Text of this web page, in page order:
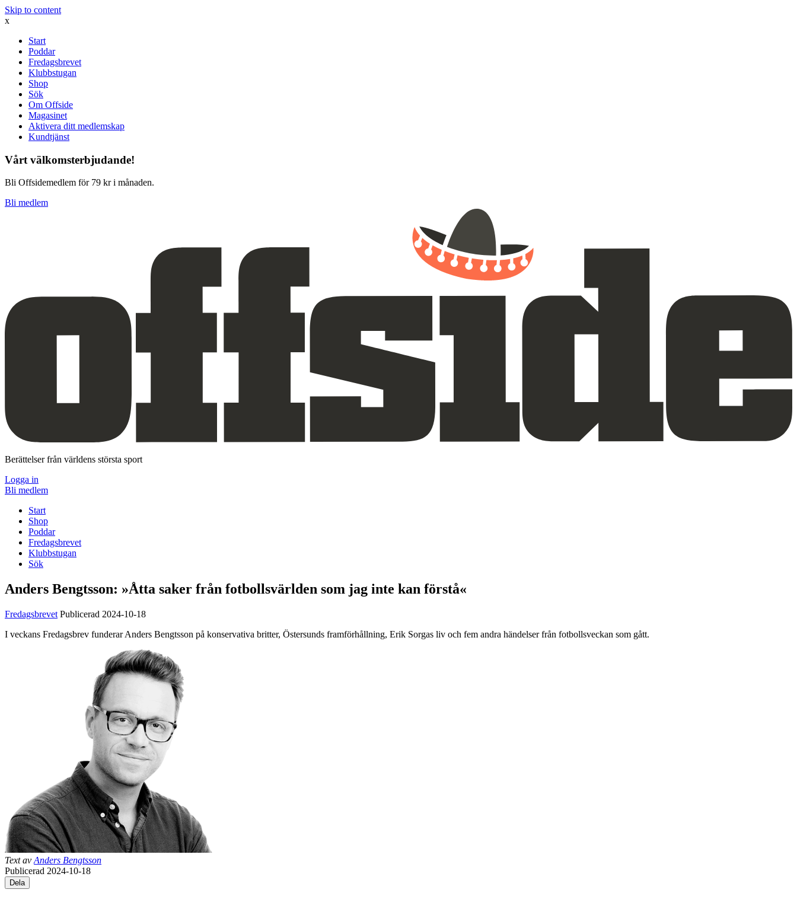
Skip to content
x
Start
Poddar
Fredagsbrevet
Klubbstugan
Shop
Sök
Om Offside
Magasinet
Aktivera ditt medlemskap
Kundtjänst
Vårt välkomsterbjudande!
Bli Offsidemedlem för 79 kr i månaden.
Bli medlem
Berättelser från världens största sport
Logga in
Bli medlem
Start
Shop
Poddar
Fredagsbrevet
Klubbstugan
Sök
Anders Bengtsson: »Åtta saker från fotbollsvärlden som jag inte kan förstå«
Fredagsbrevet Publicerad 2024-10-18
I veckans Fredagsbrev funderar Anders Bengtsson på konservativa britter, Östersunds framförhållning, Erik Sorgas liv och fem andra händelser från fotbollsveckan som gått.
Text av Anders Bengtsson
Publicerad 2024-10-18
Dela